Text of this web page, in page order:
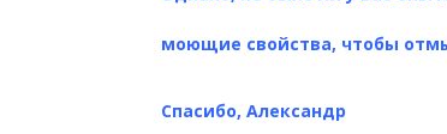
моющие свойства, чтобы
Спасибо, Александр